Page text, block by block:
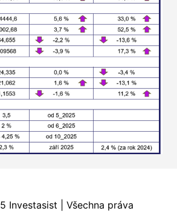
Investasist | Všechna práva